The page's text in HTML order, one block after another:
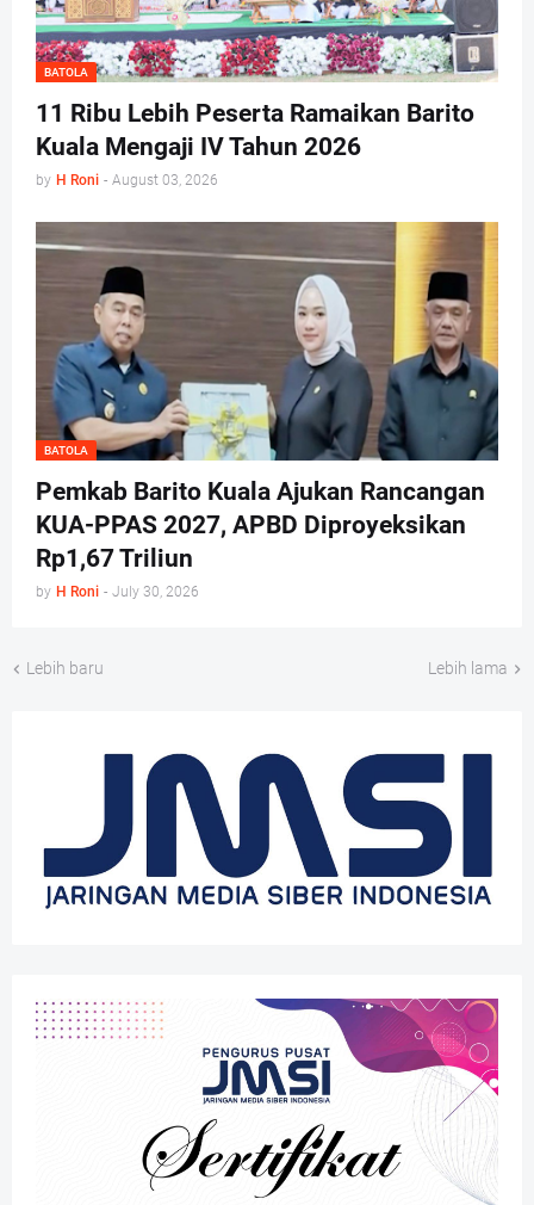
BATOLA
11 Ribu Lebih Peserta Ramaikan Barito
Kuala Mengaji IV Tahun 2026
by H Roni - August 03, 2026
BATOLA
Pemkab Barito Kuala Ajukan Rancangan
KUA-PPAS 2027, APBD Diproyeksikan
Rp1,67 Triliun
by H Roni - July 30, 2026
Lebih baru Lebih lama